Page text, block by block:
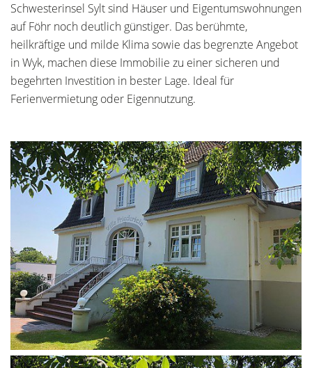
Schwesterinsel Sylt sind Häuser und Eigentumswohnungen
auf Föhr noch deutlich günstiger. Das berühmte,
heilkräftige und milde Klima sowie das begrenzte Angebot
in Wyk, machen diese Immobilie zu einer sicheren und
begehrten Investition in bester Lage. Ideal für
Ferienvermietung oder Eigennutzung.